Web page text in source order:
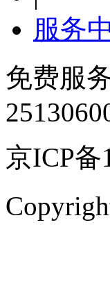
服务
免费服
京ICP备